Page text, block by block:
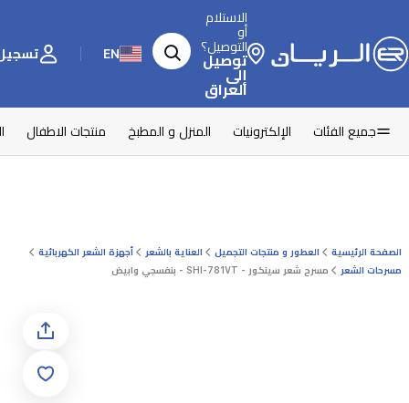
الاستلام
أو
التوصيل؟
توصيل
إلى
العراق
EN تسجيل
جميع الفئات الإلكترونيات المنزل و المطبخ منتجات الاطفال
الصفحة الرئيسية العطور و منتجات التجميل العناية بالشعر
أجهزة الشعر الكهربائية
مسرحات الشعر
مسرح شعر سينكور - SHI-781VT - بنفسجي وابيض